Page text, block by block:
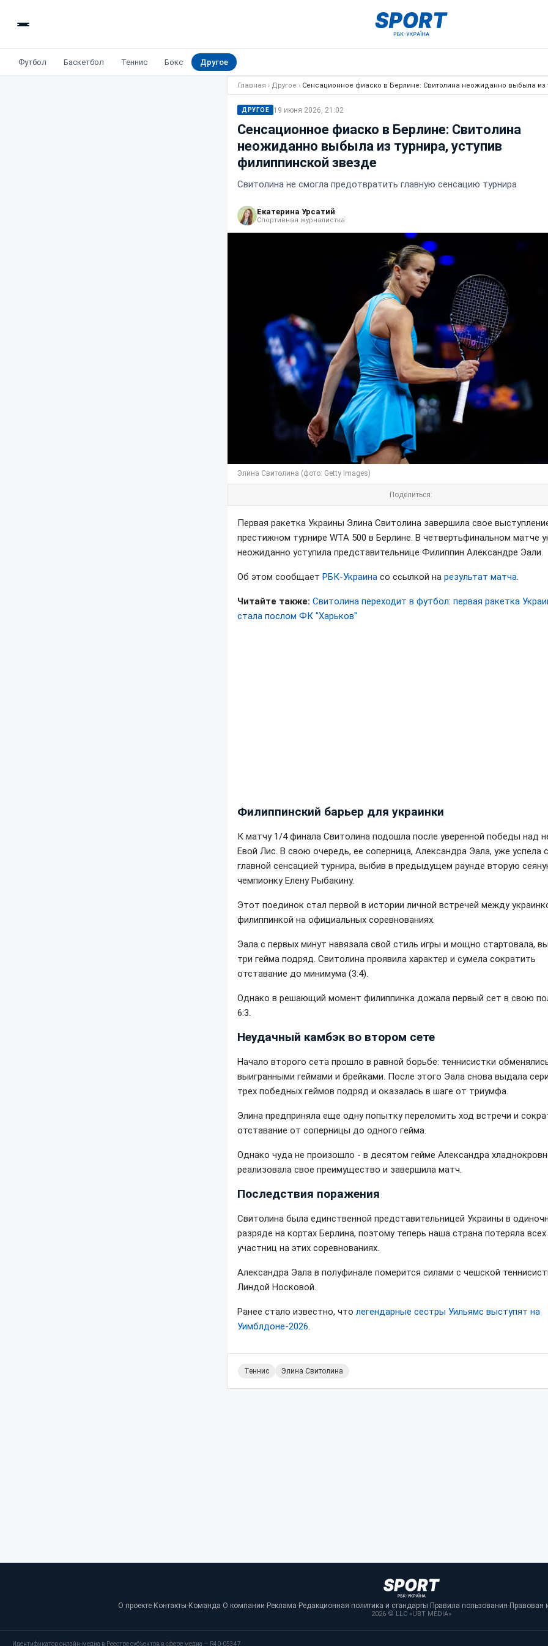
Футбол Баскетбол Теннис Бокс Другое
Главная › Другое › Сенсационное фиаско в Берлине: Свитолина неожиданно выбыла из
ДРУГОЕ 19 июня 2026, 21:02
Сенсационное фиаско в Берлине: Свитолина
неожиданно выбыла из турнира, уступив
филиппинской звезде
Свитолина не смогла предотвратить главную сенсацию турнира
Екатерина Урсатий
Спортивная журналистка
Элина Свитолина (фото: Getty Images)
Поделиться:
Первая ракетка Украины Элина Свитолина завершила свое
престижном турнире WTA 500 в Берлине. В четвертьфинальном матче
неожиданно уступила представительнице Филиппин Александре Эали.
Об этом сообщает РБК-Украина со ссылкой на результат матча.
Читайте также: Свитолина переходит в футбол: первая ракетка
стала послом ФК "Харьков"
Филиппинский барьер для украинки
К матчу 1/4 финала Свитолина подошла после уверенной победы над
Евой Лис. В свою очередь, ее соперница, Александра Эала, уже успела
главной сенсацией турнира, выбив в предыдущем раунде вторую
чемпионку Елену Рыбакину.
Этот поединок стал первой в истории личной встречей между
филиппинкой на официальных соревнованиях.
Эала с первых минут навязала свой стиль игры и мощно стартовала,
три гейма подряд. Свитолина проявила характер и сумела сократить
отставание до минимума (3:4).
Однако в решающий момент филиппинка дожала первый сет в свою
6:3.
Неудачный камбэк во втором сете
Начало второго сета прошло в равной борьбе: теннисистки
выигранными геймами и брейками. После этого Эала снова выдала
трех победных геймов подряд и оказалась в шаге от триумфа.
Элина предприняла еще одну попытку переломить ход встречи и
отставание от соперницы до одного гейма.
Однако чуда не произошло - в десятом гейме Александра
реализовала свое преимущество и завершила матч.
Последствия поражения
Свитолина была единственной представительницей Украины в
разряде на кортах Берлина, поэтому теперь наша страна потеряла всех
участниц на этих соревнованиях.
Александра Эала в полуфинале померится силами с чешской
Линдой Носковой.
Ранее стало известно, что легендарные сестры Уильямс выступят на
Уимблдоне-2026.
Теннис Элина Свитолина
О проекте· Контакты· Команда·О компании· Реклама· Редакционная политика и стандарты· Правила пользования· Правовая
2026 © LLC «UBT MEDIA»
Идентификатор онлайн-медиа в Реестре субъектов в сфере медиа — R40-05347